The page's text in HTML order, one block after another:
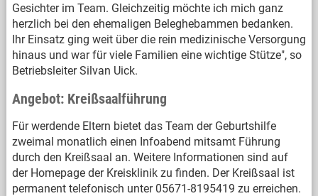
Gesichter im Team. Gleichzeitig möchte ich mich ganz
herzlich bei den ehemaligen Beleghebammen bedanken.
Ihr Einsatz ging weit über die rein medizinische Versorgung
hinaus und war für viele Familien eine wichtige Stütze", so
Betriebsleiter Silvan Uick.
Angebot: Kreißsaalführung
Für werdende Eltern bietet das Team der Geburtshilfe
zweimal monatlich einen Infoabend mitsamt Führung
durch den Kreißsaal an. Weitere Informationen sind auf
der Homepage der Kreisklinik zu finden. Der Kreißsaal ist
permanent telefonisch unter 05671-8195419 zu erreichen.